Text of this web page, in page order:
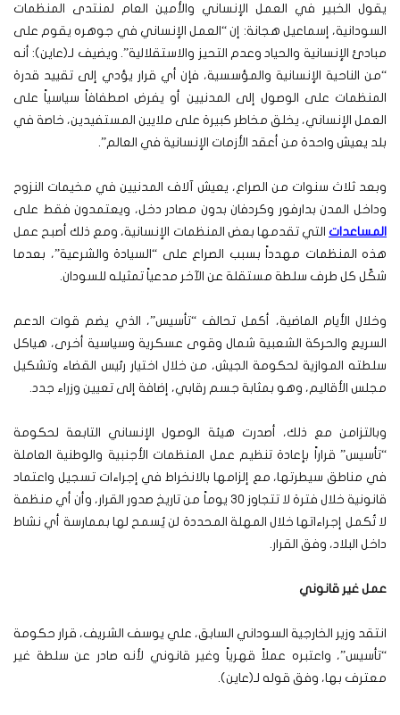
يقول الخبير في العمل الإنساني والأمين العام لمنتدى المنظمات
السودانية، إسماعيل هجانة: إن “العمل الإنساني في جوهره يقوم على
مبادئ الإنسانية والحياد وعدم التحيز والاستقلالية”. ويضيف لـ(عاين): أنه
“من الناحية الإنسانية والمؤسسية، فإن أي قرار يؤدي إلى تقييد قدرة
المنظمات على الوصول إلى المدنيين أو يفرض اصطفافاً سياسياً على
العمل الإنساني، يخلق مخاطر كبيرة على ملايين المستفيدين، خاصة في
بلد يعيش واحدة من أعقد الأزمات الإنسانية في العالم”.
وبعد ثلاث سنوات من الصراع، يعيش آلاف المدنيين في مخيمات النزوح
وداخل المدن بدارفور وكردفان بدون مصادر دخل، ويعتمدون فقط على
المساعدات التي تقدمها بعض المنظمات الإنسانية، ومع ذلك أصبح عمل
هذه المنظمات مهدداً بسبب الصراع على “السيادة والشرعية”، بعدما
شكّل كل طرف سلطة مستقلة عن الآخر مدعياً تمثيله للسودان.
وخلال الأيام الماضية، أكمل تحالف “تأسيس”، الذي يضم قوات الدعم
السريع والحركة الشعبية شمال وقوى عسكرية وسياسية أخرى، هياكل
سلطته الموازية لحكومة الجيش، من خلال اختيار رئيس القضاء وتشكيل
مجلس الأقاليم، وهو بمثابة جسم رقابي، إضافة إلى تعيين وزراء جدد.
وبالتزامن مع ذلك، أصدرت هيئة الوصول الإنساني التابعة لحكومة
“تأسيس” قراراً بإعادة تنظيم عمل المنظمات الأجنبية والوطنية العاملة
في مناطق سيطرتها، مع إلزامها بالانخراط في إجراءات تسجيل واعتماد
قانونية خلال فترة لا تتجاوز 30 يوماً من تاريخ صدور القرار، وأن أي منظمة
لا تُكمل إجراءاتها خلال المهلة المحددة لن يُسمح لها بممارسة أي نشاط
داخل البلاد، وفق القرار.
عمل غير قانوني
انتقد وزير الخارجية السوداني السابق، علي يوسف الشريف، قرار حكومة
“تأسيس”، واعتبره عملاً قهرياً وغير قانوني لأنه صادر عن سلطة غير
معترف بها، وفق قوله لـ(عاين).